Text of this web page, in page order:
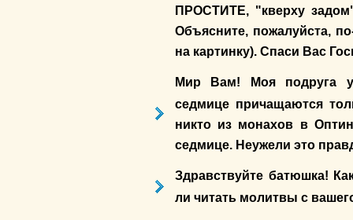
ПРОСТИТЕ, "кверху
Объясните, пожалуйста,
на картинку). Спаси Вас
Мир Вам! Моя подруга
седмице причащаются
никто из монахов в
седмице. Неужели это
Здравствуйте батюшка!
ли читать молитвы с